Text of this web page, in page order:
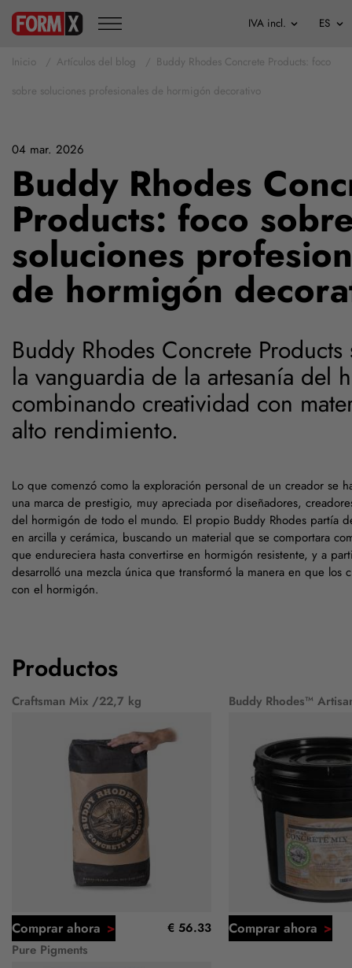
Inicio Artículos del blog
Buddy Rhodes Concrete Products: foco
sobre soluciones profesionales de hormigón decorativo
04 mar. 2026
Buddy Rhodes
Products: foco
soluciones
de hormigón
Buddy Rhodes Concrete Products
la vanguardia de la artesanía del
combinando creatividad con
alto rendimiento.
Lo que comenzó como la exploración personal de un creador se
una marca de prestigio, muy apreciada por diseñadores,
del hormigón de todo el mundo. El propio Buddy Rhodes partía
en arcilla y cerámica, buscando un material que se comportara
que endureciera hasta convertirse en hormigón resistente, y a
desarrolló una mezcla única que transformó la manera en que los
con el hormigón.
Productos
Craftsman Mix /22,7 kg
€ 56.33
Comprar ahora Comprar ahora
Pure Pigments